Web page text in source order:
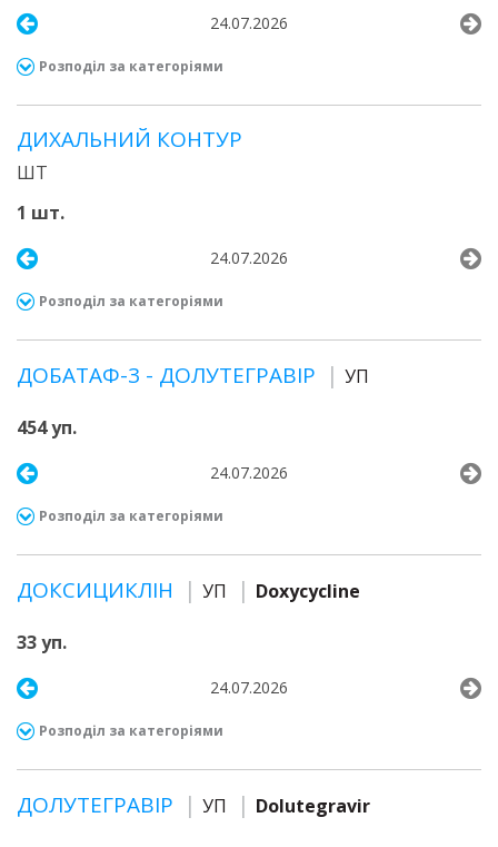
24.07.2026
Розподіл за категоріями
ДИХАЛЬНИЙ КОНТУР
ШТ
1 шт.
24.07.2026
Розподіл за категоріями
ДОБАТАФ-3 - ДОЛУТЕГРАВІР УП
454 уп.
24.07.2026
Розподіл за категоріями
ДОКСИЦИКЛІН УП Doxycycline
33 уп.
24.07.2026
Розподіл за категоріями
ДОЛУТЕГРАВІР УП Dolutegravir